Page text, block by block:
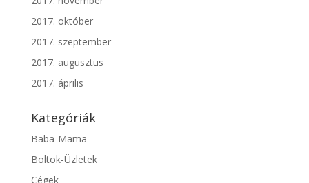
2017. október
2017. szeptember
2017. augusztus
2017. április
Kategóriák
Baba-Mama
Boltok-Üzletek
Cégek